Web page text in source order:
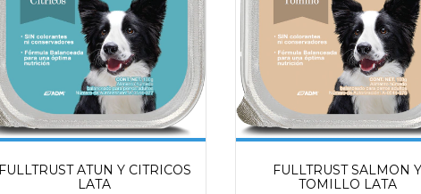
FULLTRUST ATUN Y CITRICOS
LATA
FULLTRUST SALMON Y
TOMILLO LATA